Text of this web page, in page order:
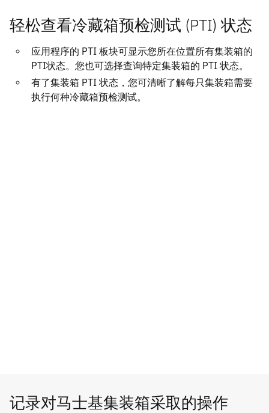
轻松查看冷藏箱预检测试 (PTI) 状态
应用程序的 PTI 板块可显示您所在位置所有集装箱的
PTI状态。您也可选择查询特定集装箱的 PTI 状态。
有了集装箱 PTI 状态，您可清晰了解每只集装箱需要
执行何种冷藏箱预检测试。
记录对马士基集装箱采取的操作